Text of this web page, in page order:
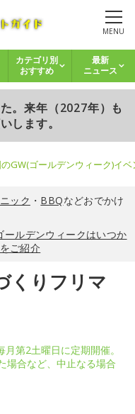
MENU
カテゴリ別
おすすめ
最新
ニュース
。来年（2027年）も
します。
GW(ゴールデンウィーク)イ
ック ・ BBQなどおでかけ
ールデンウィークはいつか
ご紹介
くりフリマ
第2土曜日に定期開催。
場合など、中止なる場合